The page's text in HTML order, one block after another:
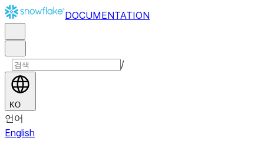
DOCUMENTATION
/
KO
언어
English